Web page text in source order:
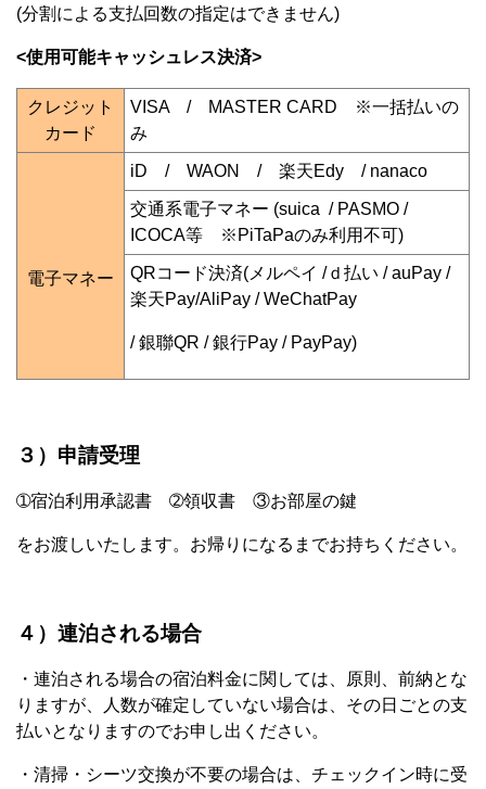
(分割による支払回数の指定はできません)
<使用可能キャッシュレス決済>
クレジット
カード
VISA / MASTER CARD ※一括払いの
み
電子マネー
iD / WAON / 楽天Edy / nanaco
交通系電子マネー (suica / PASMO /
ICOCA等 ※PiTaPaのみ利用不可)
QRコード決済(メルペイ /ｄ払い / auPay /
楽天Pay/AliPay / WeChatPay
/ 銀聯QR / 銀行Pay / PayPay)
３）申請受理
➀宿泊利用承認書 ➁領収書 ③お部屋の鍵
をお渡しいたします。お帰りになるまでお持ちください。
４）連泊される場合
・連泊される場合の宿泊料金に関しては、原則、前納とな
りますが、人数が確定していない場合は、その日ごとの支
払いとなりますのでお申し出ください。
・清掃・シーツ交換が不要の場合は、チェックイン時に受